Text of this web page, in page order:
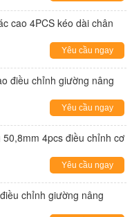
cao 4PCS kéo dài chân
Yêu cầu ngay
điều chỉnh giường nâng
Yêu cầu ngay
4pcs điều chỉnh cơ
Yêu cầu ngay
chỉnh giường nâng